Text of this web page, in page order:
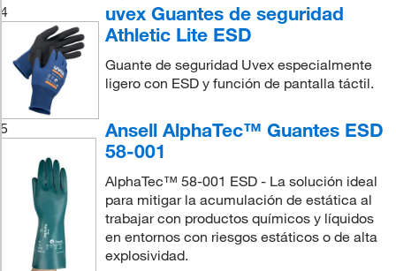
4
uvex Guantes de seguridad
Athletic Lite ESD
Guante de seguridad Uvex especialmente
ligero con ESD y función de pantalla táctil.
5
Ansell AlphaTec™ Guantes ESD
58-001
AlphaTec™ 58-001 ESD - La solución ideal
para mitigar la acumulación de estática al
trabajar con productos químicos y líquidos
en entornos con riesgos estáticos o de alta
explosividad.